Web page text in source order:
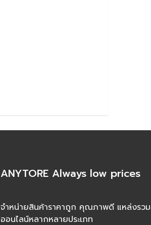
ANYTORE Always low prices
จำหน่ายสินค้าราคาถูก คุณภาพดี แหล่งรว
ออนไลน์หลากหลายประเภท